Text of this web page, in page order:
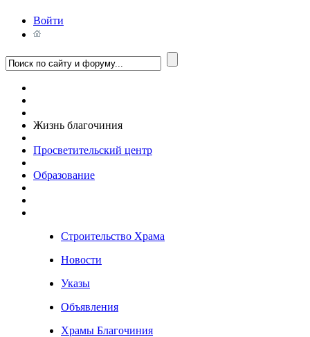
Войти
Жизнь благочиния
Просветительский центр
Образование
Строительство Храма
Новости
Указы
Объявления
Храмы Благочиния